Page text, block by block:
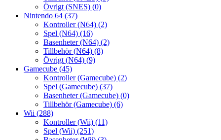
Övrigt (SNES) (0)
Nintendo 64 (37)
Kontroller (N64) (2)
Spel (N64) (16)
Basenheter (N64) (2)
Tillbehör (N64) (8)
Övrigt (N64) (9)
Gamecube (45)
Kontroller (Gamecube) (2)
Spel (Gamecube) (37)
Basenheter (Gamecube) (0)
Tillbehör (Gamecube) (6)
Wii (288)
Kontroller (Wii) (11)
Spel (Wii) (251)